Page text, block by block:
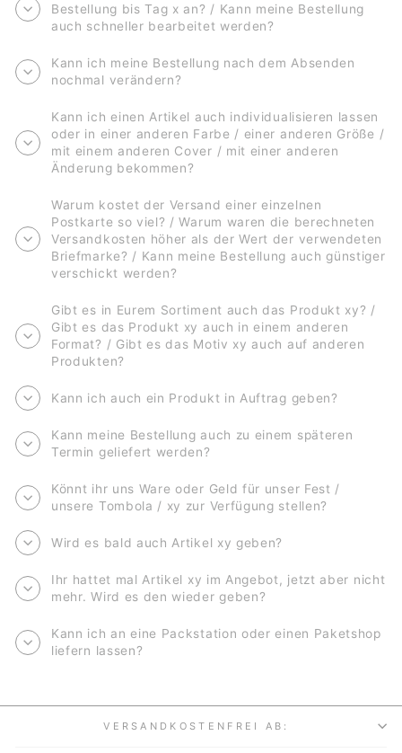
Bestellung bis Tag x an? / Kann meine Bestellung
auch schneller bearbeitet werden?
Kann ich meine Bestellung nach dem Absenden
nochmal verändern?
Kann ich einen Artikel auch individualisieren lassen
oder in einer anderen Farbe / einer anderen Größe /
mit einem anderen Cover / mit einer anderen
Änderung bekommen?
Warum kostet der Versand einer einzelnen
Postkarte so viel? / Warum waren die berechneten
Versandkosten höher als der Wert der verwendeten
Briefmarke? / Kann meine Bestellung auch günstiger
verschickt werden?
Gibt es in Eurem Sortiment auch das Produkt xy? /
Gibt es das Produkt xy auch in einem anderen
Format? / Gibt es das Motiv xy auch auf anderen
Produkten?
Kann ich auch ein Produkt in Auftrag geben?
Kann meine Bestellung auch zu einem späteren
Termin geliefert werden?
Könnt ihr uns Ware oder Geld für unser Fest /
unsere Tombola / xy zur Verfügung stellen?
Wird es bald auch Artikel xy geben?
Ihr hattet mal Artikel xy im Angebot, jetzt aber nicht
mehr. Wird es den wieder geben?
Kann ich an eine Packstation oder einen Paketshop
liefern lassen?
VERSANDKOSTENFREI AB: